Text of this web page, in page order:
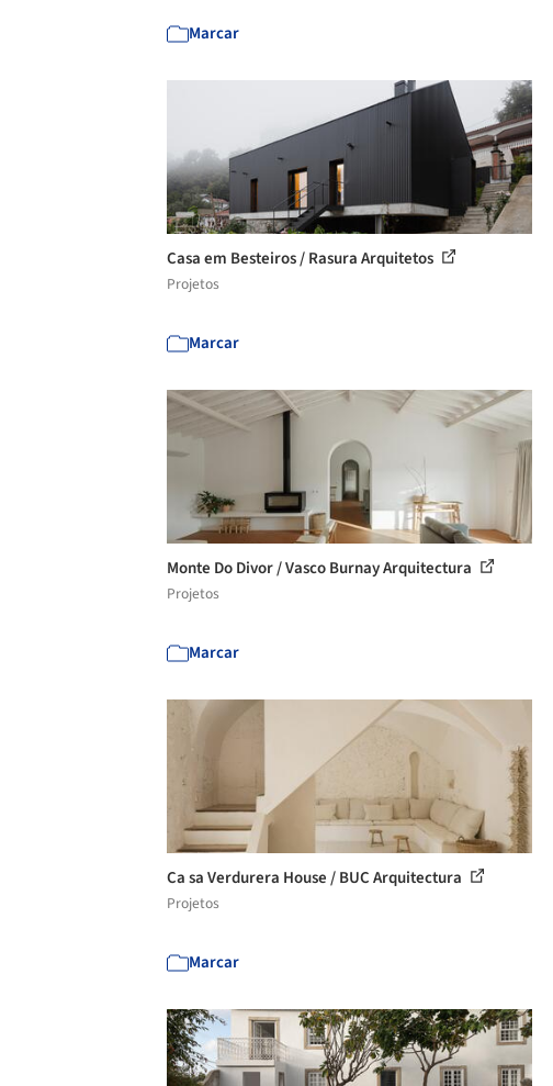
Marcar
Casa em Besteiros / Rasura Arquitetos
Projetos
Marcar
Monte Do Divor / Vasco Burnay Arquitectura
Projetos
Marcar
Ca sa Verdurera House / BUC Arquitectura
Projetos
Marcar